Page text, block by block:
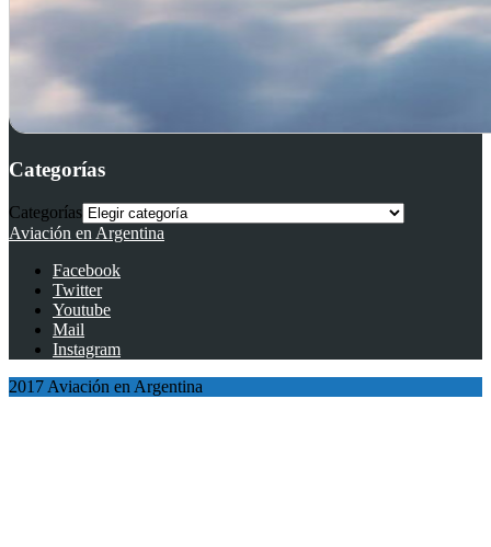
Categorías
Categorías
Aviación en Argentina
Facebook
Twitter
Youtube
Mail
Instagram
2017 Aviación en Argentina